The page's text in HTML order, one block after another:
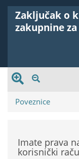
Zaključak o
zakupnine
Poveznice
Imate prava
korisnički